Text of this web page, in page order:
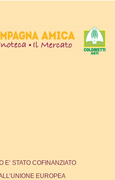
E’ STATO COFINANZIATO
EUROPEA